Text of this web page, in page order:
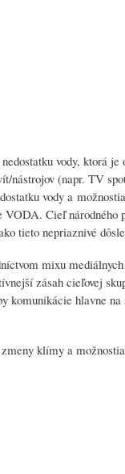
vody, ktorá
(napr. TV
vody a
Cieľ národného
tieto nepriaznivé
mixu
zásah cieľovej
komunikácie hlavne
klímy a